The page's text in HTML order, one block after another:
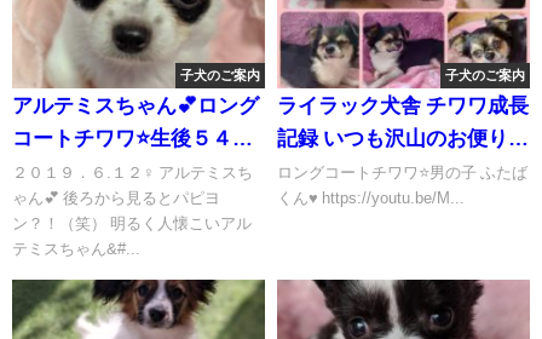
子犬のご案内
アルテミスちゃん💕ロング
コートチワワ⭐生後５４日
目(写真は生後５１日目撮
影)ライラック犬舎土屋弘
美ブリーダー
２０１９．６.１２♀ アルテミスち
ゃん💕 後ろから見るとパピヨ
ン？！（笑） 明るく人懐こいアル
テミスちゃん&#...
子犬のご案内
ライラック犬舎 チワワ成長
記録 いつも沢山のお便りを
ありがとうございます♥️
ロングコートチワワ⭐️男の子 ふたば
くん♥️ https://youtu.be/M...